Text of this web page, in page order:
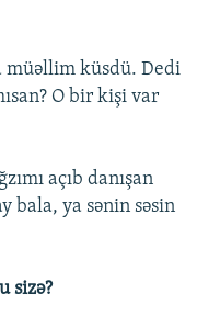
müəllim küsdü. Dedi
O bir kişi var
açıb danışan
bala, ya sənin səsin
sizə?